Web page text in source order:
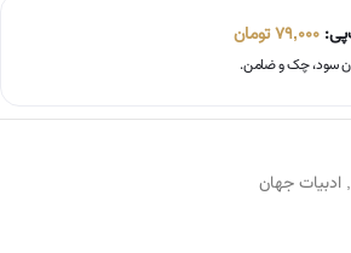
79,000تومان
, ادبیات جهان